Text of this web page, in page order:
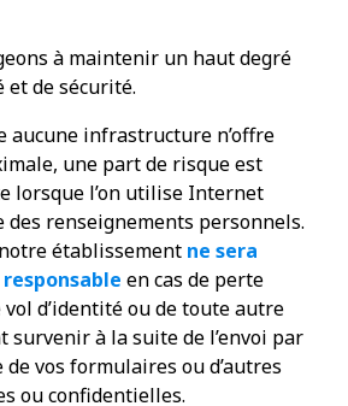
à maintenir un haut degré
de sécurité.
aucune infrastructure n’offre
une part de risque est
lorsque l’on utilise Internet
renseignements personnels.
établissement ne sera
en cas de perte
d’identité ou de toute autre
à la suite de l’envoi par
vos formulaires ou d’autres
ou confidentielles.